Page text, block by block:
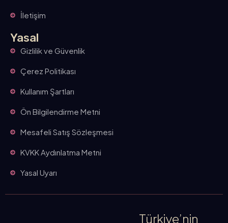
İletişim
Yasal
Gizlilik ve Güvenlik
Çerez Politikası
Kullanım Şartları
Ön Bilgilendirme Metni
Mesafeli Satış Sözleşmesi
KVKK Aydınlatma Metni
Yasal Uyarı
Türkiye’nin